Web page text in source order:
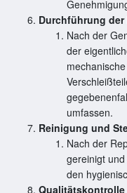
Durchführung der
Nach der
der
umfassen.
Reinigung und
Nach der
gereinigt
den